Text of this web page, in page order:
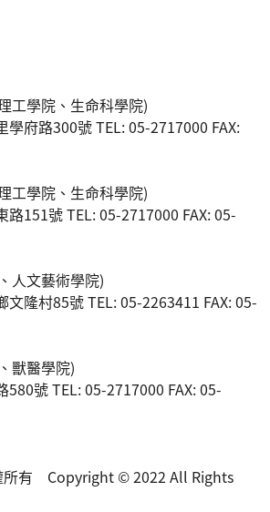
工學院、生命科學院)
學府路300號 TEL: 05-2717000 FAX:
工學院、生命科學院)
路151號 TEL: 05-2717000 FAX: 05-
人文藝術學院)
文隆村85號 TEL: 05-2263411 FAX: 05-
獸醫學院)
580號 TEL: 05-2717000 FAX: 05-
有 Copyright © 2022 All Rights